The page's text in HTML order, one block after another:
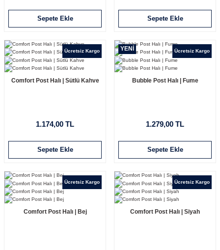
Sepete Ekle Sepete Ekle
Ücretsiz Kargo
Comfort Post Halı | Sütlü Kahve
1.174,00 TL
Sepete Ekle
YENİ Ücretsiz Kargo
Bubble Post Halı | Fume
1.279,00 TL
Sepete Ekle
Ücretsiz Kargo
Comfort Post Halı | Bej
Ücretsiz Kargo
Comfort Post Halı | Siyah